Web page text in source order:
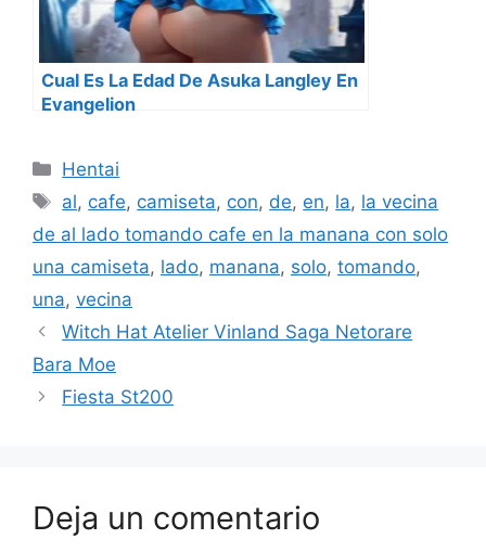
Cual Es La Edad De Asuka Langley En
Evangelion
Categorías
Hentai
Etiquetas
al, cafe, camiseta, con, de, en, la, la vecina
de al lado tomando cafe en la manana con solo
una camiseta, lado, manana, solo, tomando,
una, vecina
Witch Hat Atelier Vinland Saga Netorare
Bara Moe
Fiesta St200
Deja un comentario